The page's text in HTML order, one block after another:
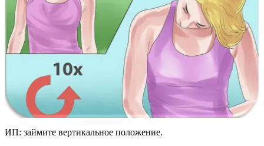
ИП: займите вертикальное положение.